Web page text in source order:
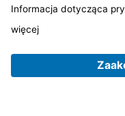
TechniSat jest firmą